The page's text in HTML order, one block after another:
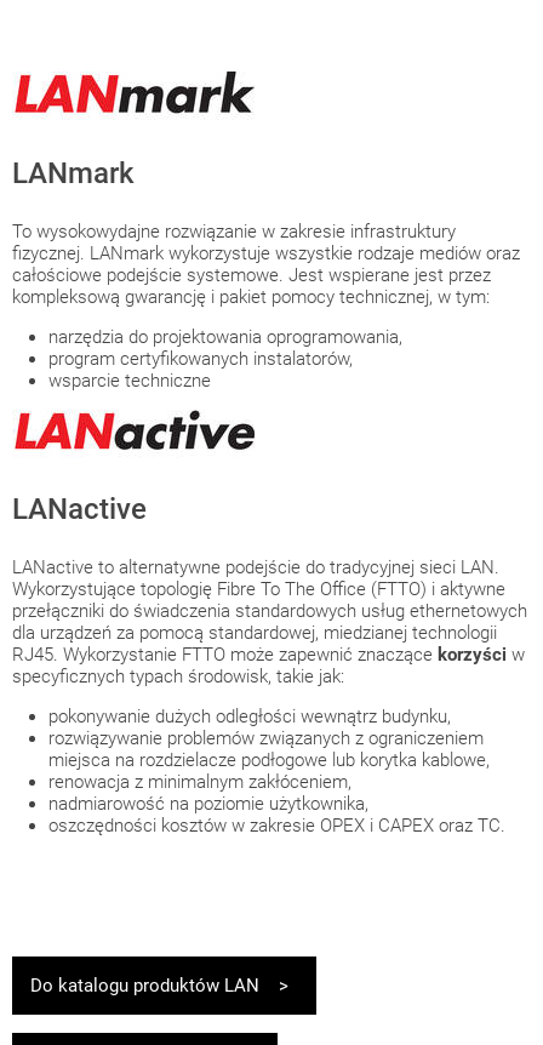
LANmark
To wysokowydajne rozwiązanie w zakresie infrastruktury
fizycznej. LANmark wykorzystuje wszystkie rodzaje mediów oraz
całościowe podejście systemowe. Jest wspierane jest przez
kompleksową gwarancję i pakiet pomocy technicznej, w tym:
narzędzia do projektowania oprogramowania,
program certyfikowanych instalatorów,
wsparcie techniczne
LANactive
LANactive to alternatywne podejście do tradycyjnej sieci LAN.
Wykorzystujące topologię Fibre To The Office (FTTO) i aktywne
przełączniki do świadczenia standardowych usług ethernetowych
dla urządzeń za pomocą standardowej, miedzianej technologii
RJ45. Wykorzystanie FTTO może zapewnić znaczące korzyści w
specyficznych typach środowisk, takie jak:
pokonywanie dużych odległości wewnątrz budynku,
rozwiązywanie problemów związanych z ograniczeniem
miejsca na rozdzielacze podłogowe lub korytka kablowe,
renowacja z minimalnym zakłóceniem,
nadmiarowość na poziomie użytkownika,
oszczędności kosztów w zakresie OPEX i CAPEX oraz TC.
Do katalogu produktów LAN >